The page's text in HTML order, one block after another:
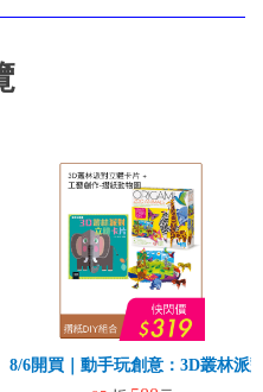
琴
8/6開買｜動手玩創意：3D叢林派